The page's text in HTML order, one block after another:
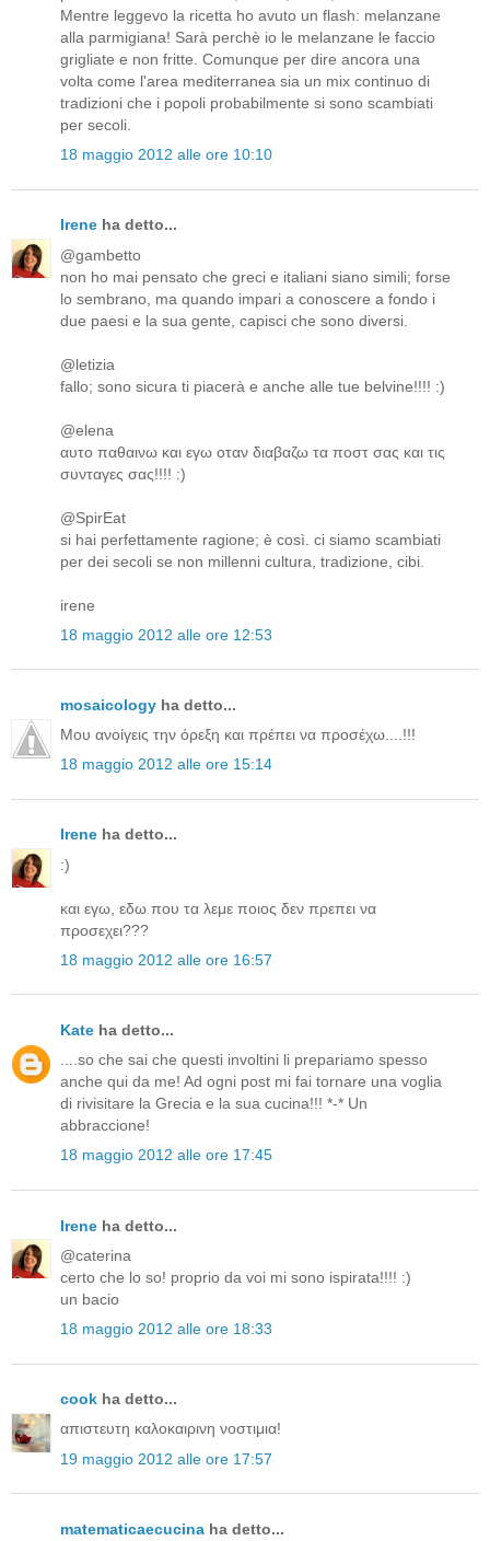
Mentre leggevo la ricetta ho avuto un flash: melanzane
alla parmigiana! Sarà perchè io le melanzane le faccio
grigliate e non fritte. Comunque per dire ancora una
volta come l'area mediterranea sia un mix continuo di
tradizioni che i popoli probabilmente si sono scambiati
per secoli.
18 maggio 2012 alle ore 10:10
Irene ha detto...
@gambetto
non ho mai pensato che greci e italiani siano simili; forse
lo sembrano, ma quando impari a conoscere a fondo i
due paesi e la sua gente, capisci che sono diversi.
@letizia
fallo; sono sicura ti piacerà e anche alle tue belvine!!!! :)
@elena
αυτο παθαινω και εγω οταν διαβαζω τα ποστ σας και τις
συνταγες σας!!!! :)
@SpirEat
si hai perfettamente ragione; è così. ci siamo scambiati
per dei secoli se non millenni cultura, tradizione, cibi.
irene
18 maggio 2012 alle ore 12:53
mosaicology ha detto...
Μου ανοίγεις την όρεξη και πρέπει να προσέχω....!!!
18 maggio 2012 alle ore 15:14
Irene ha detto...
:)
και εγω, εδω που τα λεμε ποιος δεν πρεπει να
προσεχει???
18 maggio 2012 alle ore 16:57
Kate ha detto...
....so che sai che questi involtini li prepariamo spesso
anche qui da me! Ad ogni post mi fai tornare una voglia
di rivisitare la Grecia e la sua cucina!!! *-* Un
abbraccione!
18 maggio 2012 alle ore 17:45
Irene ha detto...
@caterina
certo che lo so! proprio da voi mi sono ispirata!!!! :)
un bacio
18 maggio 2012 alle ore 18:33
cook ha detto...
απιστευτη καλοκαιρινη νοστιμια!
19 maggio 2012 alle ore 17:57
matematicaecucina ha detto...